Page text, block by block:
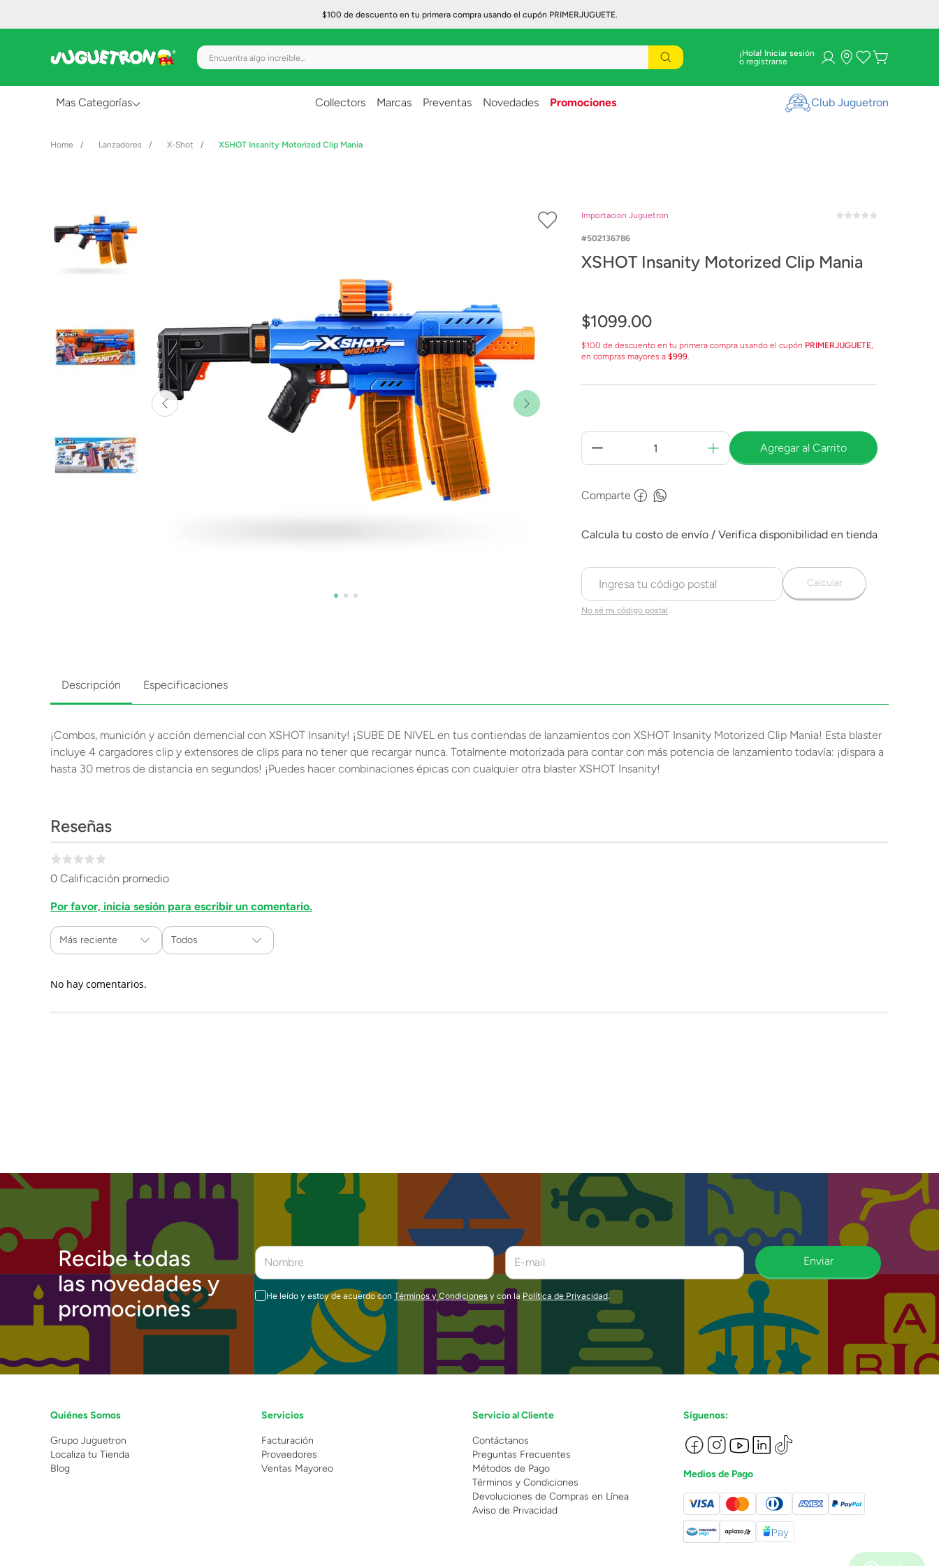
$100 de descuento en tu primera compra usando el cupón PRIMERJUGUETE.
Encuentra algo increíble... ¡Hola! Iniciar sesión
Mas Categorías
Creatividad y Arte
Figuras de Acción
Gadgets y Electrónicos
Lanzadores
Muñecas
Vehículos y Pistas
Collectors Marcas Preventas Novedades Promociones Club Juguetron
Lanzadores X-Shot XSHOT Insanity Motorized Clip Mania
Importacion Juguetron
502136786
XSHOT Insanity Motorized Clip Mania
$1099.00
$100 de descuento en tu primera compra usando el cupón PRIMERJUGUETE,
en compras mayores a $999.
Agregar al Carrito
Comparte
No sé mi código postal
Calcular
Descripción Especificaciones
¡Combos, munición y acción demencial con XSHOT Insanity! ¡SUBE DE NIVEL en tus contiendas de lanzamientos con XSHOT Insanity Motorized Clip Mania! Esta blaster
incluye 4 cargadores clip y extensores de clips para no tener que recargar nunca. Totalmente motorizada para contar con más potencia de lanzamiento todavía: ¡dispara a
hasta 30 metros de distancia en segundos! ¡Puedes hacer combinaciones épicas con cualquier otra blaster XSHOT Insanity!
Reseñas
0 Calificación promedio
Por favor, inicia sesión para escribir un comentario.
Más reciente Todos
No hay comentarios.
Recibe todas
las novedades y
promociones
Enviar
He leído y estoy de acuerdo con Términos y Condiciones y con la Política de Privacidad.
Quiénes Somos
Grupo Juguetron
Localiza tu Tienda
Blog
Servicios
Facturación
Proveedores
Ventas Mayoreo
Servicio al Cliente
Contáctanos
Preguntas Frecuentes
Métodos de Pago
Términos y Condiciones
Devoluciones de Compras en Línea
Aviso de Privacidad
Síguenos:
Medios de Pago